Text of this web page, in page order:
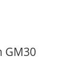
GM30